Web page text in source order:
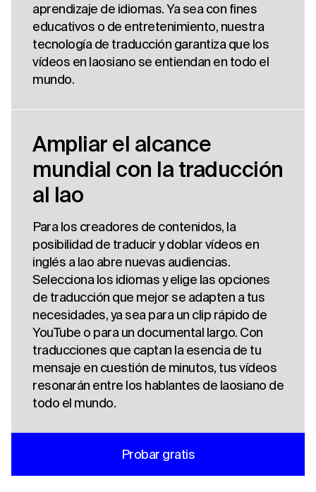
aprendizaje de idiomas. Ya sea con fines
educativos o de entretenimiento, nuestra
tecnología de traducción garantiza que los
vídeos en laosiano se entiendan en todo el
mundo.
Ampliar el alcance
mundial con la traducción
al lao
Para los creadores de contenidos, la
posibilidad de traducir y doblar vídeos en
inglés a lao abre nuevas audiencias.
Selecciona los idiomas y elige las opciones
de traducción que mejor se adapten a tus
necesidades, ya sea para un clip rápido de
YouTube o para un documental largo. Con
traducciones que captan la esencia de tu
mensaje en cuestión de minutos, tus vídeos
resonarán entre los hablantes de laosiano de
todo el mundo.
Probar gratis